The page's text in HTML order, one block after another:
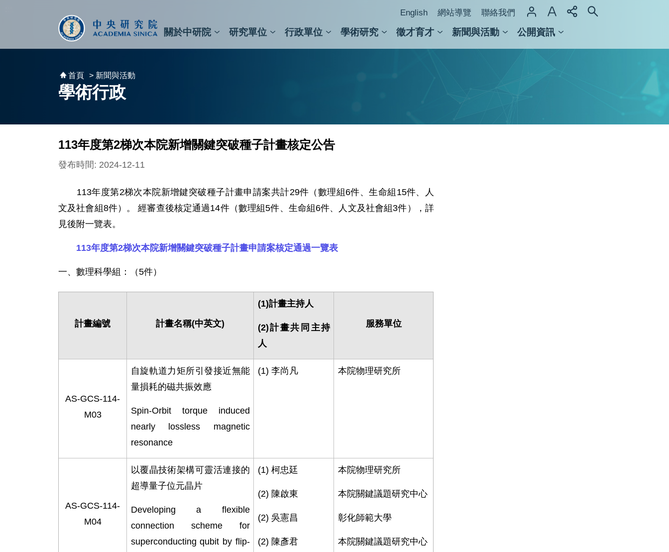
English 網站導覽 聯絡我們
關於中研院 研究單位 行政單位 學術研究 徵才育才 新聞與活動 公開資訊
首頁 > 新聞與活動
學術行政
113年度第2梯次本院新增關鍵突破種子計畫核定公告
發布時間: 2024-12-11
113年度第2梯次本院新增鍵突破種子計畫申請案共計29件（數理組6件、生命組15件、人
文及社會組8件）。 經審查後核定通過14件（數理組5件、生命組6件、人文及社會組3件），詳
見後附一覽表。
113年度第2梯次本院新增關鍵突破種子計畫申請案核定通過一覽表
一、數理科學組：（5件）
計畫編號 計畫名稱(中英文)
(1)計畫主持人
(2)計畫共同主持
人
服務單位
AS-GCS-114-
M03
自旋軌道力矩所引發接近無能
量損耗的磁共振效應
Spin-Orbit torque induced
nearly lossless magnetic
resonance
(1) 李尚凡 本院物理研究所
AS-GCS-114-
M04
以覆晶技術架構可靈活連接的
超導量子位元晶片
Developing a flexible
connection scheme for
superconducting qubit by flip-
(1) 柯忠廷
(2) 陳啟東
(2) 吳憲昌
(2) 陳彥君
本院物理研究所
本院關鍵議題研究中心
彰化師範大學
本院關鍵議題研究中心